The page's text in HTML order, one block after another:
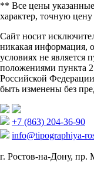
** Все цены
характер, точную
Сайт носит
никакая информация,
условиях не является
положениями пункта 2
Российской
быть изменены без
+7 (863) 204-36-90
info@tipographiya-
г. Ростов-на-Дону,